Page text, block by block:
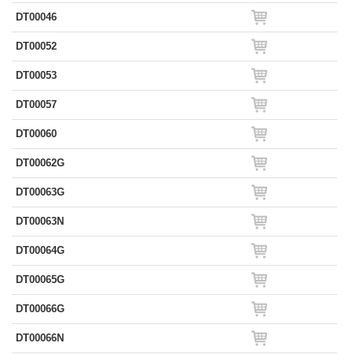
DT00046
DT00052
DT00053
DT00057
DT00060
DT00062G
DT00063G
DT00063N
DT00064G
DT00065G
DT00066G
DT00066N